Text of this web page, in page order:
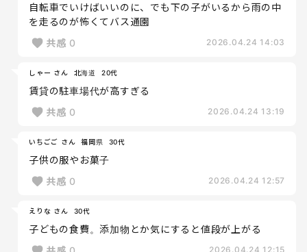
自転車でいけばいいのに、でも下の子がいるから雨の中
を走るのが怖くてバス通園
共感 0 2026.04.24 14:03
しゃー さん 北海道 20代
賃貸の駐車場代が高すぎる
共感 0 2026.04.24 13:19
いちごご さん 福岡県 30代
子供の服やお菓子
共感 0 2026.04.24 12:57
えりな さん 30代
子どもの食費。添加物とか気にすると値段が上がる
2026.04.24 12:15